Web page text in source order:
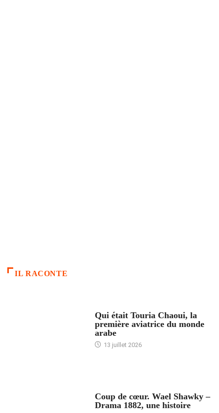
IL RACONTE
Qui était Touria Chaoui, la
première aviatrice du monde
arabe
13 juillet 2026
Coup de cœur. Wael Shawky –
Drama 1882, une histoire